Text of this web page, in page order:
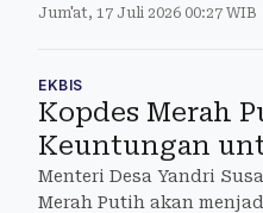
Jum'at, 17 Juli 2026 00:27 WIB
EKBIS
Kopdes Merah
Keuntungan
Menteri Desa Yandri
Merah Putih akan